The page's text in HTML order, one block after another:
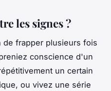
les signes ?
de frapper plusieurs fois
conscience d'un
un certain
ou vivez une série